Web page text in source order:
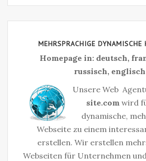
MEHRSPRACHIGE DYNAMISCHE
Homepage in: deutsch,
russisch, englisch
Unsere Web
site.com wird
dynamische,
Webseite zu einem
erstellen. Wir erstellen
Webseiten für Unternehmen